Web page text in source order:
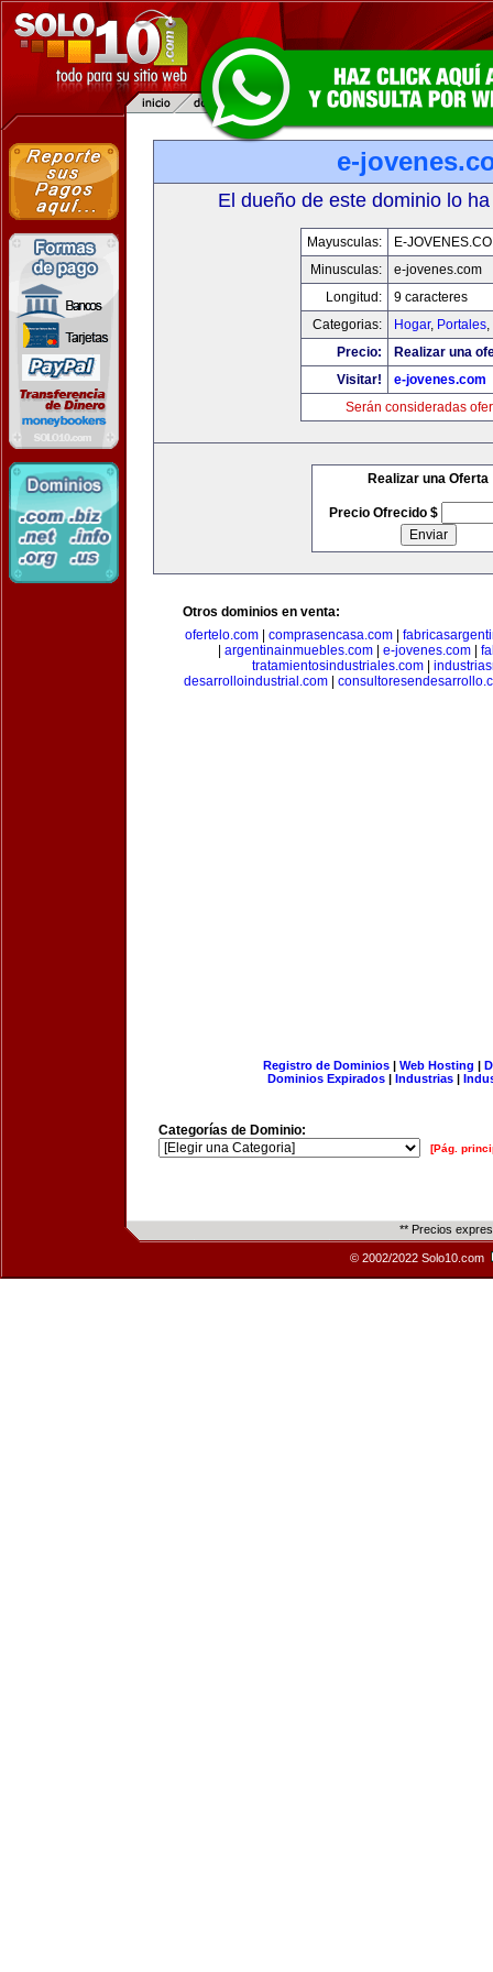
e-
El dueño de este dominio lo
Mayusculas:
E-
Minusculas:
e-jovenes.com
Longitud:
9 caracteres
Categorias:
Hogar, Portales,
Precio:
Realizar una
Visitar!
e-jovenes.com
Serán consideradas
Realizar una Oferta
Precio Ofrecido $
Otros dominios en venta:
ofertelo.com| comprasencasa.com|
argentinainmuebles.com| e-jovenes.com|
tratamientosindustriales.com
desarrolloindustrial.com|
Registro de Dominios| Web Hosting |
Dominios Expirados | Industrias |
Categorías de Dominio:
[Pág.
** Precios
© 2002/2022 Solo10.com